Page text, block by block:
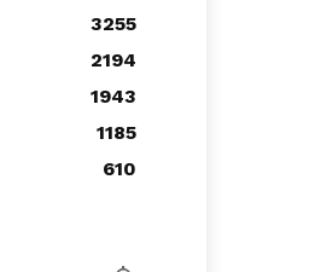
3255
2194
1943
1185
610